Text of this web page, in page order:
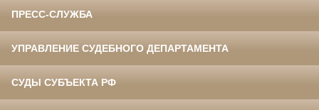
ПРЕСС-СЛУЖБА
УПРАВЛЕНИЕ СУДЕБНОГО ДЕПАРТАМЕНТА
СУДЫ СУБЪЕКТА РФ